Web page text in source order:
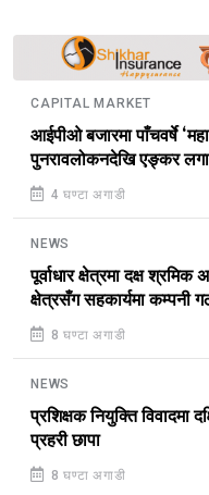
CAPITAL MARKET
आईपीओ बजारमा पाँचवर्षे
पुनरावलोकनदेखि एङ्कर
4 घण्टा अगाडी
NEWS
पूर्वाधार क्षेत्रमा दक्ष
क्षेत्रसँग सहकार्यमा कम्पनी
8 घण्टा अगाडी
NEWS
प्रशिक्षक नियुक्ति विवादमा
प्रहरी छापा
8 घण्टा अगाडी